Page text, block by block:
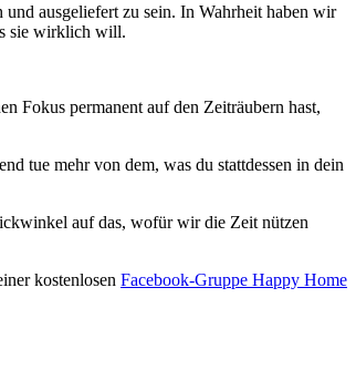
und ausgeliefert zu sein. In Wahrheit haben wir
sie wirklich will.
Fokus permanent auf den Zeiträubern hast,
tue mehr von dem, was du stattdessen in dein
auf das, wofür wir die Zeit nützen
kostenlosen Facebook-Gruppe Happy Home